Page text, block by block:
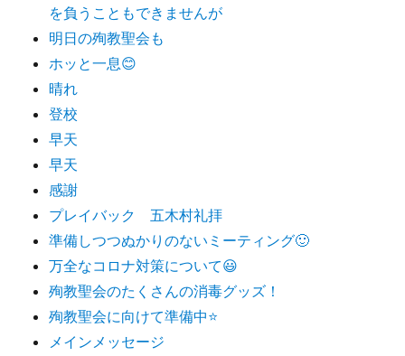
を負うこともできませんが
明日の殉教聖会も
ホッと一息😊
晴れ
登校
早天
早天
感謝
プレイバック 五木村礼拝
準備しつつぬかりのないミーティング🙂
万全なコロナ対策について😃
殉教聖会のたくさんの消毒グッズ！
殉教聖会に向けて準備中⭐️
メインメッセージ